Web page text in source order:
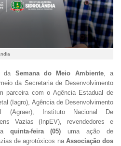
da Semana do Meio Ambiente, a
da Secretaria de Desenvolvimento
parceira com o Agência Estadual de
(Iagro), Agência de Desenvolvimento
(Agraer), Instituto Nacional De
Vazias (InpEV), revendedores e
quinta-feira (05) uma ação de
de agrotóxicos na Associação dos